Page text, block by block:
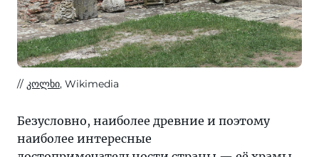
კოლხი, Wikimedia
Безусловно, наиболее древние и поэтому
наиболее интересные